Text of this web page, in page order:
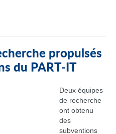
propulsés
du PART‑IT
Deux équipes
de recherche
ont obtenu
des
subventions